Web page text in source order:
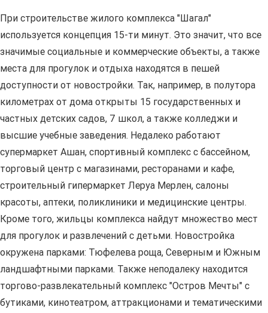
При строительстве жилого комплекса "Шагал"
используется концепция 15-ти минут. Это значит, что все
значимые социальные и коммерческие объекты, а также
места для прогулок и отдыха находятся в пешей
доступности от новостройки. Так, например, в полутора
километрах от дома открыты 15 государственных и
частных детских садов, 7 школ, а также колледжи и
высшие учебные заведения. Недалеко работают
супермаркет Ашан, спортивный комплекс с бассейном,
торговый центр с магазинами, ресторанами и кафе,
строительный гипермаркет Леруа Мерлен, салоны
красоты, аптеки, поликлиники и медицинские центры.
Кроме того, жильцы комплекса найдут множество мест
для прогулок и развлечений с детьми. Новостройка
окружена парками: Тюфелева роща, Северным и Южным
ландшафтными парками. Также неподалеку находится
торгово-развлекательный комплекс "Остров Мечты" с
бутиками, кинотеатром, аттракционами и тематическими